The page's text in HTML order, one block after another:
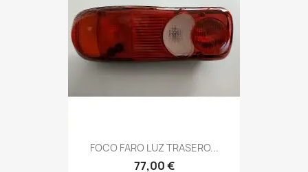
FOCO FARO LUZ TRASERO...
77,00 €